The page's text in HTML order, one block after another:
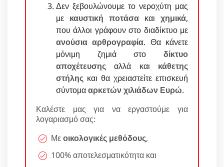
Δεν ξεβουλώνουμε το νεροχύτη μας
με καυστική ποτάσα και χημικά,
που άλλοι γράφουν στο διαδίκτυο με
ανούσια αρθρογραφία. Θα κάνετε
μόνιμη ζημιά στο δίκτυο
αποχέτευσης αλλά και κάθετης
στήλης και θα χρειαστείτε επισκευή
σύντομααρκετών χιλιάδων Ευρώ.
Καλέστε μας για να εργαστούμε για
λογαριασμό σας:
Μεοικολογικές μεθόδους,
100% αποτελεσματικότητα και